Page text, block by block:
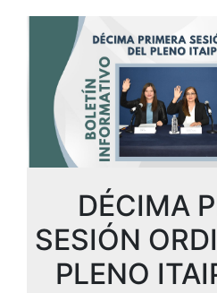
DÉCIMA
SESIÓN
PLENO